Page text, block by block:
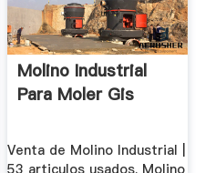
Molino Industrial
Para Moler Gis
Venta de Molino Industrial |
53 articulos usados. Molino